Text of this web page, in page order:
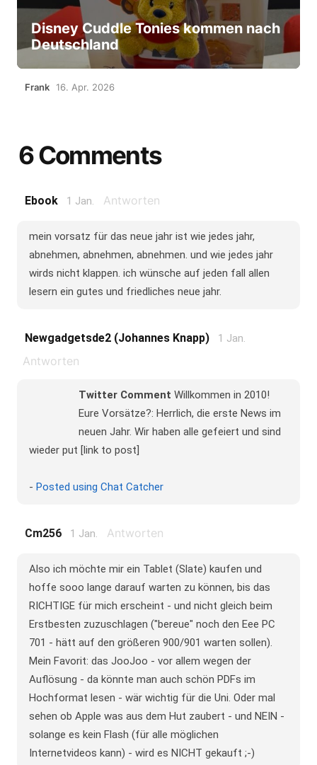
Disney Cuddle Tonies kommen nach
Deutschland
Frank 16. Apr. 2026
6 Comments
Ebook 1 Jan. Antworten
mein vorsatz für das neue jahr ist wie jedes jahr,
abnehmen, abnehmen, abnehmen. und wie jedes jahr
wirds nicht klappen. ich wünsche auf jeden fall allen
lesern ein gutes und friedliches neue jahr.
Newgadgetsde2 (Johannes Knapp) 1 Jan.
Antworten
Twitter Comment Willkommen in 2010!
Eure Vorsätze?: Herrlich, die erste News im
neuen Jahr. Wir haben alle gefeiert und sind
wieder put [link to post]
- Posted using Chat Catcher
Cm256 1 Jan. Antworten
Also ich möchte mir ein Tablet (Slate) kaufen und
hoffe sooo lange darauf warten zu können, bis das
RICHTIGE für mich erscheint - und nicht gleich beim
Erstbesten zuzuschlagen ("bereue" noch den Eee PC
701 - hätt auf den größeren 900/901 warten sollen).
Mein Favorit: das JooJoo - vor allem wegen der
Auflösung - da könnte man auch schön PDFs im
Hochformat lesen - wär wichtig für die Uni. Oder mal
sehen ob Apple was aus dem Hut zaubert - und NEIN -
solange es kein Flash (für alle möglichen
Internetvideos kann) - wird es NICHT gekauft ;-)